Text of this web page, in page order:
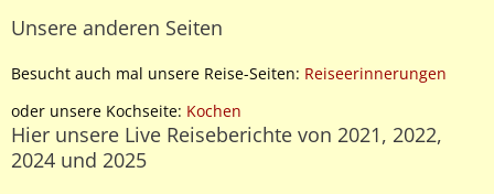
Unsere anderen Seiten
Besucht auch mal unsere Reise-Seiten: Reiseerinnerungen
oder unsere Kochseite: Kochen
Hier unsere Live Reiseberichte von 2021, 2022,
2024 und 2025